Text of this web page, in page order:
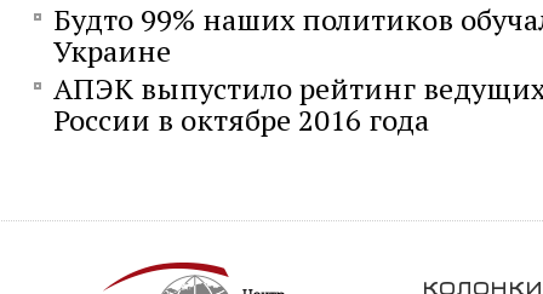
Будто 99% наших политиков
Украине
АПЭК выпустило рейтинг
России в октябре 2016 года
колонки